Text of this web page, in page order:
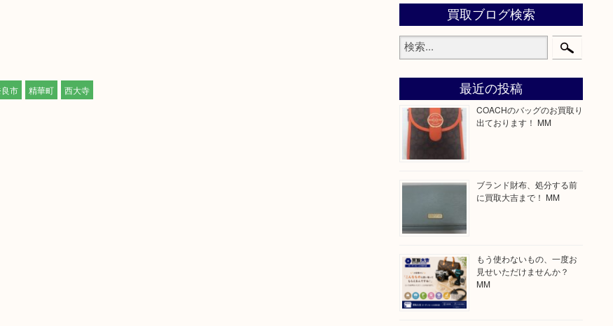
市 精華町 西大寺
買取ブログ検索
最近の投稿
COACHのバッグのお買取り
出ております！ MM
ブランド財布、処分する前
に買取大吉まで！ MM
もう使わないもの、一度お
見せいただけませんか？
MM